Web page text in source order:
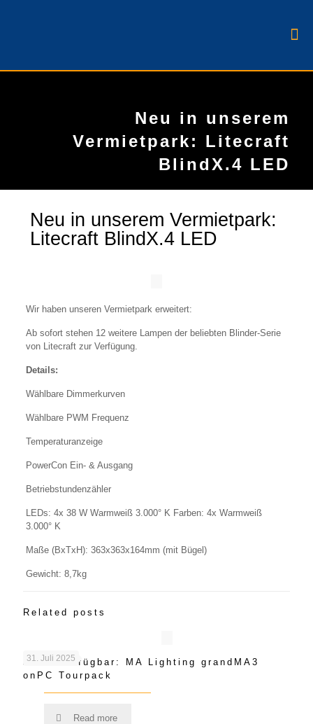
Neu in unserem
Vermietpark: Litecraft
BlindX.4 LED
Neu in unserem Vermietpark:
Litecraft BlindX.4 LED
Wir haben unseren Vermietpark erweitert:
Ab sofort stehen 12 weitere Lampen der beliebten Blinder-Serie
von Litecraft zur Verfügung.
Details:
Wählbare Dimmerkurven
Wählbare PWM Frequenz
Temperaturanzeige
PowerCon Ein- & Ausgang
Betriebstundenzähler
LEDs: 4x 38 W Warmweiß 3.000° K Farben: 4x Warmweiß
3.000° K
Maße (BxTxH): 363x363x164mm (mit Bügel)
Gewicht: 8,7kg
Related posts
31. Juli 2025
Jetzt Verfügbar: MA Lighting grandMA3
onPC Tourpack
Read more